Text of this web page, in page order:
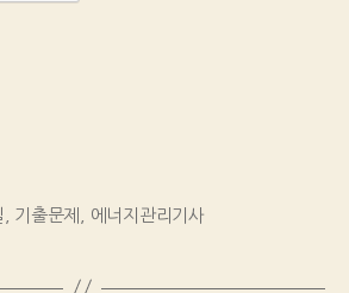
기출문제 에너지관리기사